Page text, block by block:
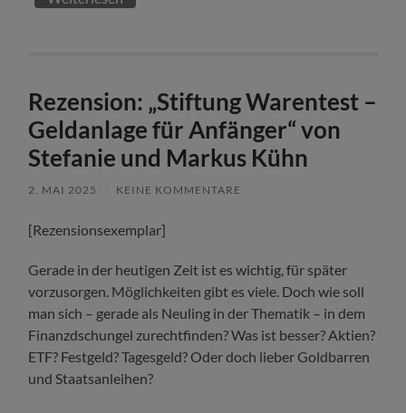
Rezension: „Stiftung Warentest –
Geldanlage für Anfänger“ von
Stefanie und Markus Kühn
2. MAI 2025 KEINE KOMMENTARE
[Rezensionsexemplar]
Gerade in der heutigen Zeit ist es wichtig, für später
vorzusorgen. Möglichkeiten gibt es viele. Doch wie soll
man sich – gerade als Neuling in der Thematik – in dem
Finanzdschungel zurechtfinden? Was ist besser? Aktien?
ETF? Festgeld? Tagesgeld? Oder doch lieber Goldbarren
und Staatsanleihen?